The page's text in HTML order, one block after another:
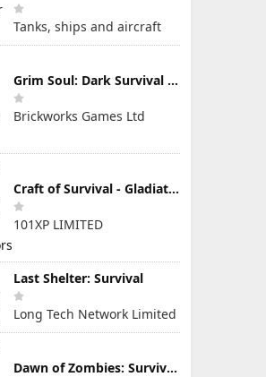
Tanks, ships and aircraft
Grim Soul: Dark Survival RPG
Brickworks Games Ltd
Craft of Survival - Gladiators
101XP LIMITED
Last Shelter: Survival
Long Tech Network Limited
Dawn of Zombies: Survival Game